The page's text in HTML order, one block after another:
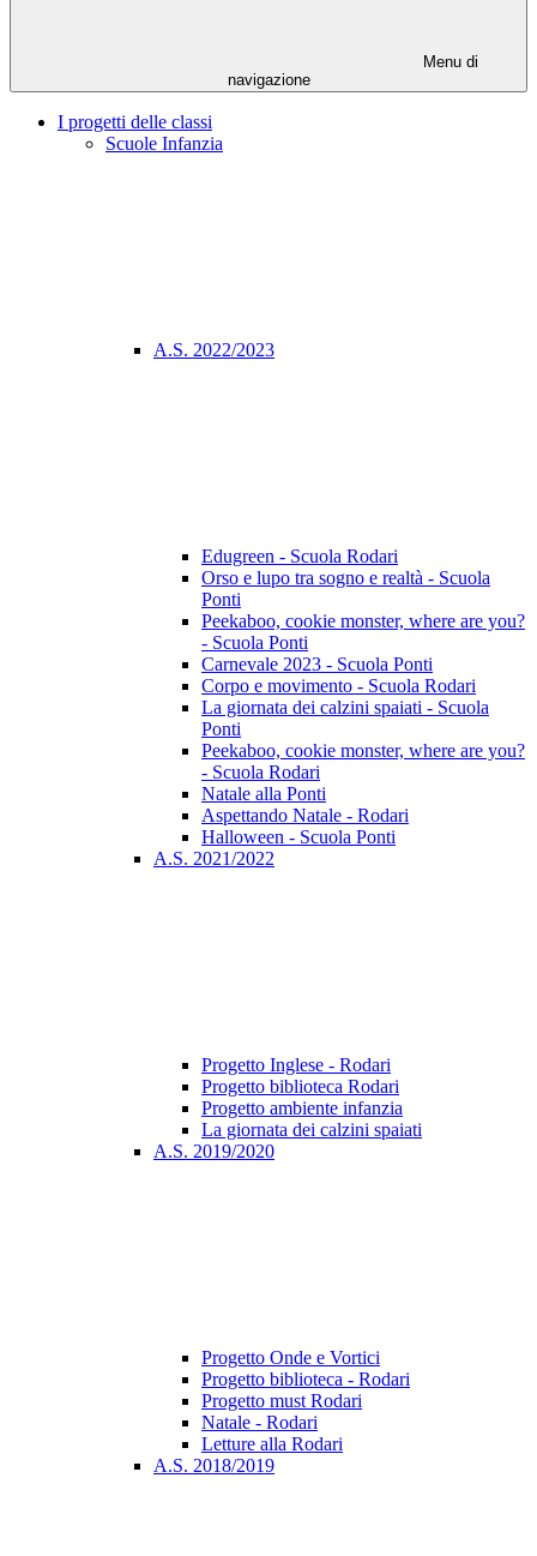
Menu di
navigazione
I progetti delle classi
Scuole Infanzia
A.S. 2022/2023
Edugreen - Scuola Rodari
Orso e lupo tra sogno e realtà - Scuola
Ponti
Peekaboo, cookie monster, where are you?
- Scuola Ponti
Carnevale 2023 - Scuola Ponti
Corpo e movimento - Scuola Rodari
La giornata dei calzini spaiati - Scuola
Ponti
Peekaboo, cookie monster, where are you?
- Scuola Rodari
Natale alla Ponti
Aspettando Natale - Rodari
Halloween - Scuola Ponti
A.S. 2021/2022
Progetto Inglese - Rodari
Progetto biblioteca Rodari
Progetto ambiente infanzia
La giornata dei calzini spaiati
A.S. 2019/2020
Progetto Onde e Vortici
Progetto biblioteca - Rodari
Progetto must Rodari
Natale - Rodari
Letture alla Rodari
A.S. 2018/2019